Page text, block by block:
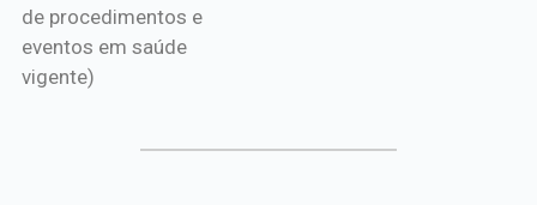
de procedimentos e
eventos em saúde
vigente)